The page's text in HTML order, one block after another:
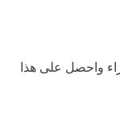
واحصل على هذا